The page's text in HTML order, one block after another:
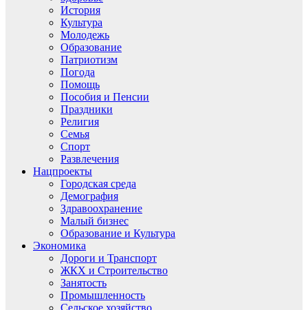
История
Культура
Молодежь
Образование
Патриотизм
Погода
Помощь
Пособия и Пенсии
Праздники
Религия
Семья
Спорт
Развлечения
Нацпроекты
Городская среда
Демография
Здравоохранение
Малый бизнес
Образование и Культура
Экономика
Дороги и Транспорт
ЖКХ и Строительство
Занятость
Промышленность
Сельское хозяйство